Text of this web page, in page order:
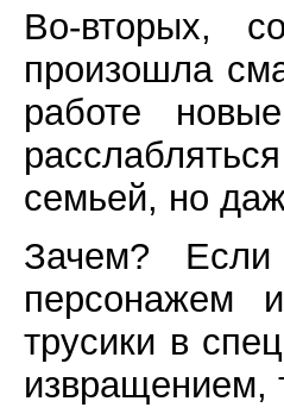
Во-вторых,
произошла
работе
семьей, но
Зачем?
персонажем
трусики в
извращением,